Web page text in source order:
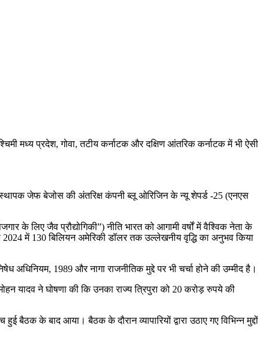
मध्य प्रदेश, गोवा, तटीय कर्नाटक और दक्षिण आंतरिक कर्नाटक में भी ऐसी
जेफ बेजोस की अंतरिक्ष कंपनी ब्लू ओरिजिन के न्यू शेपर्ड -25 (एनएस
के लिए जैव प्रौद्योगिकी”) नीति भारत को आगामी वर्षों में वैश्विक नेता के
में 130 बिलियन अमेरिकी डॉलर तक उल्लेखनीय वृद्धि का अनुभव किया
1989 और नागा राजनीतिक मुद्दे पर भी चर्चा होने की उम्मीद है।
यादव ने घोषणा की कि उनका राज्य त्रिपुरा को 20 करोड़ रुपये की
के बाद आया। बैठक के दौरान व्यापारियों द्वारा उठाए गए विभिन्न मुद्दों